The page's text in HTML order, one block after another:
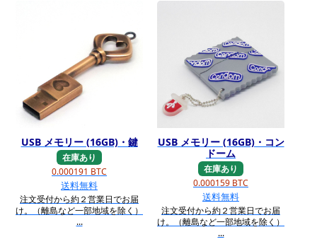
USB メモリー (16GB)・鍵
在庫あり
0.000191 BTC
送料無料
注文受付から約２営業日でお届
け。（離島など一部地域を除く）
...
USB メモリー (16GB)・コン
ドーム
在庫あり
0.000159 BTC
送料無料
注文受付から約２営業日でお届
け。（離島など一部地域を除く）
...